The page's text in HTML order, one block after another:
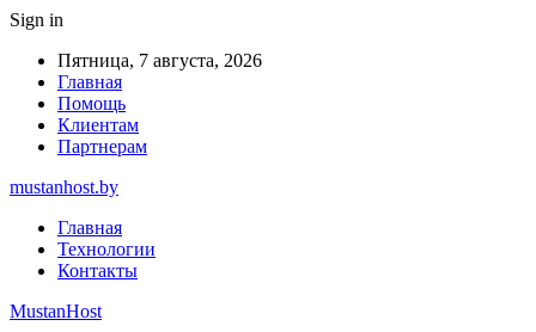
Sign in
Пятница, 7 августа, 2026
Главная
Помощь
Клиентам
Партнерам
mustanhost.by
Главная
Технологии
Контакты
MustanHost